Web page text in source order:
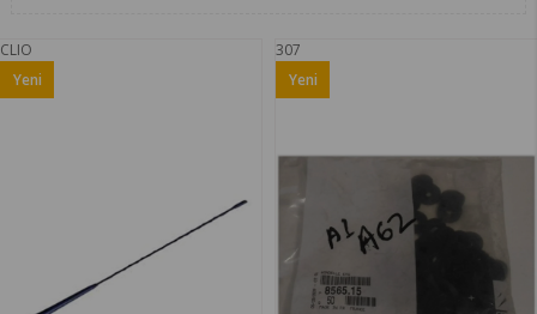
CLIO
Yeni
307
Yeni